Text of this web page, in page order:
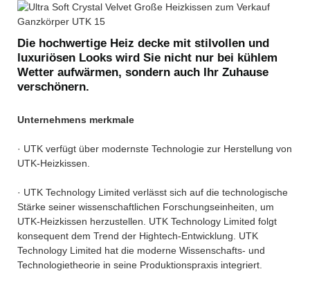
Die hochwertige Heiz decke mit stilvollen und
luxuriösen Looks wird Sie nicht nur bei kühlem
Wetter aufwärmen, sondern auch Ihr Zuhause
verschönern.
Unternehmens merkmale
· UTK verfügt über modernste Technologie zur Herstellung von
UTK-Heizkissen.
· UTK Technology Limited verlässt sich auf die technologische
Stärke seiner wissenschaftlichen Forschungseinheiten, um
UTK-Heizkissen herzustellen. UTK Technology Limited folgt
konsequent dem Trend der Hightech-Entwicklung. UTK
Technology Limited hat die moderne Wissenschafts- und
Technologietheorie in seine Produktionspraxis integriert.